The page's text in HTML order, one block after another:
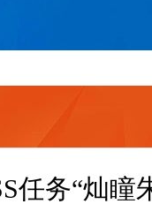
任务“灿瞳